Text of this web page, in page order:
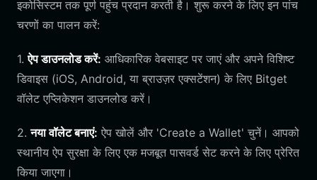
इकोसिस्टम तक पूर्ण पहुंच प्रदान करती है। शुरू करने के लिए इन पांच
चरणों का पालन करें:
1.ऐप डाउनलोड करें: आधिकारिक वेबसाइट पर जाएं और अपने विशिष्ट
डिवाइस (iOS, Android, या ब्राउज़र एक्सटेंशन) के लिए Bitget
वॉलेट एप्लिकेशन डाउनलोड करें।
2.नया वॉलेट बनाएं: ऐप खोलें और 'Create a Wallet' चुनें। आपको
स्थानीय ऐप सुरक्षा के लिए एक मजबूत पासवर्ड सेट करने के लिए प्रेरित
किया जाएगा।